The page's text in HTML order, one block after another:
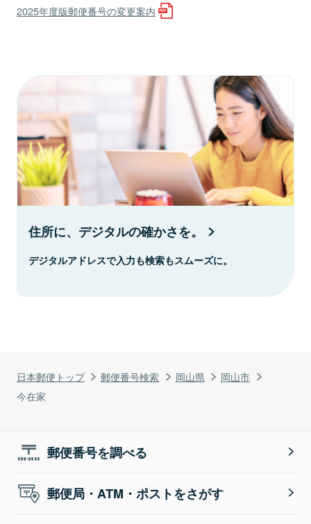
日本郵便トップ 郵便番号検索 岡山県
岡山市
今在家
2025年度版郵便番号の変更案内
住所に、デジタルの確かさを。
デジタルアドレスで入力も検索もスムーズに。
郵便番号を調べる
郵便局・ATM・ポストをさがす